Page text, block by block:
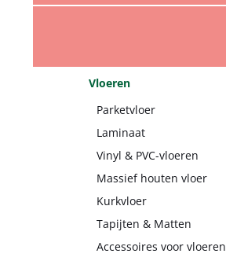
Vloeren
Parketvloer
Laminaat
Vinyl & PVC-vloeren
Massief houten vloer
Kurkvloer
Tapijten & Matten
Accessoires voor vloeren